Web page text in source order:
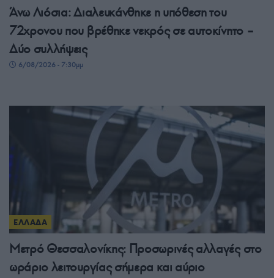
Άνω Λιόσια: Διαλευκάνθηκε η υπόθεση του
72χρονου που βρέθηκε νεκρός σε αυτοκίνητο –
Δύο συλλήψεις
6/08/2026 - 7:30μμ
ΕΛΛΑΔΑ
Μετρό Θεσσαλονίκης: Προσωρινές αλλαγές στο
ωράριο λειτουργίας σήμερα και αύριο